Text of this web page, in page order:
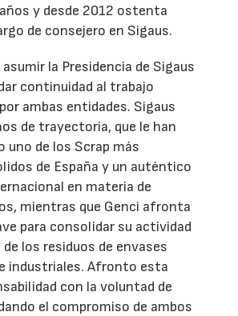
y desde 2012 ostenta
de consejero en Sigaus.
la Presidencia de Sigaus
continuidad al trabajo
ambas entidades. Sigaus
de trayectoria, que le han
uno de los Scrap más
de España y un auténtico
en materia de
mientras que Genci afronta
para consolidar su actividad
los residuos de envases
industriales. Afronto esta
con la voluntad de
el compromiso de ambos